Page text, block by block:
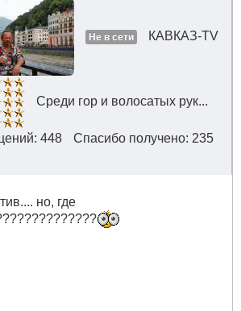
Не в сети КАВКАЗ-TV
Среди гор и волосатых рук...
448 Спасибо получено: 235
но, где